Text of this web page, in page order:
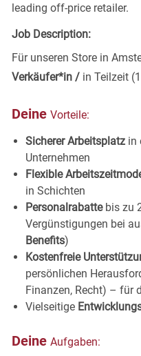
leading off-price retailer.
Job Description:
Für unseren Store in
Verkäufer*in / in Teilzeit
Deine Vorteile:
Sicherer Arbeitsplatz in
Unternehmen
Flexible
in Schichten
Personalrabatte bis zu
Vergünstigungen bei
Benefits)
Kostenfreie
persönlichen
Finanzen, Recht) – für
Vielseitige
Deine Aufgaben: